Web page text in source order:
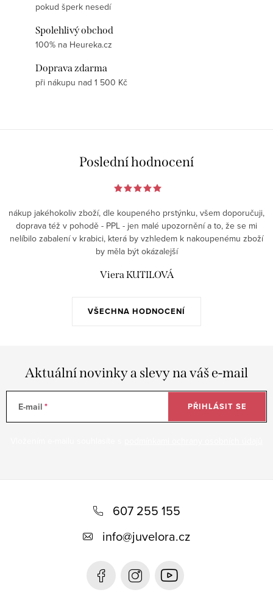
pokud šperk nesedí
Spolehlivý obchod
100% na Heureka.cz
Doprava zdarma
při nákupu nad 1 500 Kč
Poslední hodnocení
VŠECHNA HODNOCENÍ
nákup jakéhokoliv zboží, dle koupeného prstýnku, všem doporučuji,
doprava též v pohodě - PPL - jen malé upozornění a to, že se mi
nelíbilo zabalení v krabici, která by vzhledem k nakoupenému zboží
by měla být okázalejší
Viera KUTILOVÁ
Aktuální novinky a slevy na váš e-mail
E-mail PŘIHLÁSIT SE
607 255 155
info@juvelora.cz